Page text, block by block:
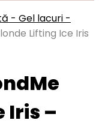
- Gel lacuri -
Lifting Ice Iris
Iris –